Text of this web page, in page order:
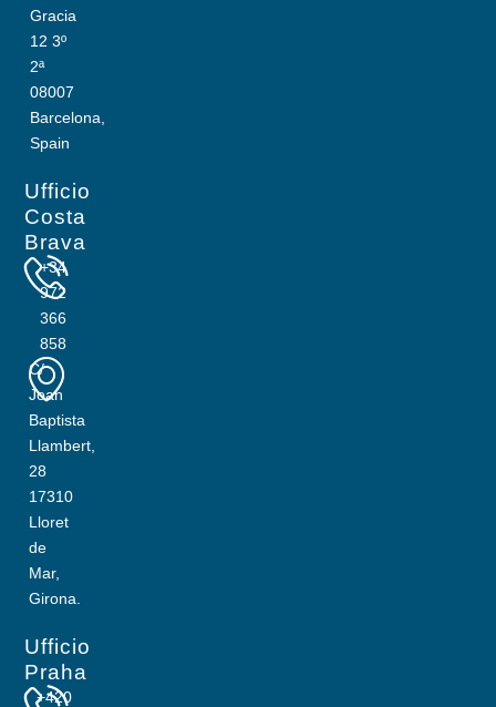
Gracia
12 3º
2ª
08007
Barcelona,
Spain
Ufficio
Costa
Brava
+34
972
366
858
C/
Joan
Baptista
Llambert,
28
17310
Lloret
de
Mar,
Girona.
Ufficio
Praha
+420